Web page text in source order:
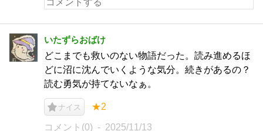
いたずらおばけ
どこまでも救いのない物語だった。読み進めるほ
どに沼に沈んでいくような気分。続きがあるの？
読む勇気が持てないなぁ。
ナイス ★2
コメント(0) 2025/11/13